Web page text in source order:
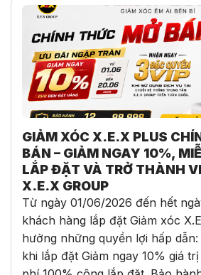
GIẢM XÓC X.E.X PLUS
BÁN – GIẢM NGAY 10%,
LẮP ĐẶT VÀ TRỞ THÀNH
X.E.X GROUP
Từ ngày 01/06/2026 đến hết
khách hàng lắp đặt Giảm xóc
hưởng những quyền lợi hấp
khi lắp đặt Giảm ngay 10% giá